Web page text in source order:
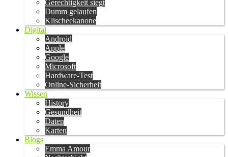
Gerechtigkeit siegt
Dumm gelaufen
Klischeekanone
Digital
Android
Apple
Google
Microsoft
Hardware-Test
Online-Sicherheit
Wissen
History
Gesundheit
Daten
Karten
Blogs
Emma Amour